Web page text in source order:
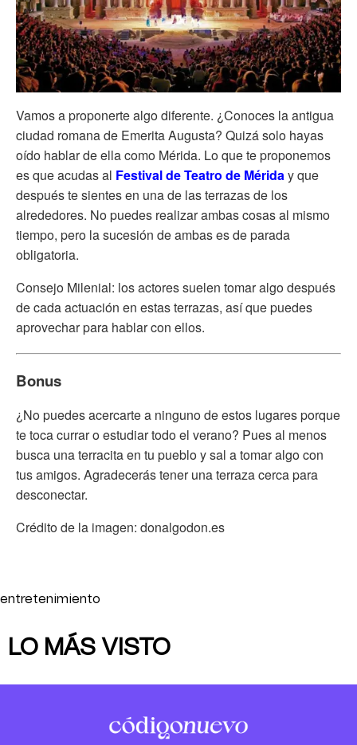
Vamos a proponerte algo diferente. ¿Conoces la antigua
ciudad romana de Emerita Augusta? Quizá solo hayas
oído hablar de ella como Mérida. Lo que te proponemos
es que acudas al Festival de Teatro de Mérida y que
después te sientes en una de las terrazas de los
alrededores. No puedes realizar ambas cosas al mismo
tiempo, pero la sucesión de ambas es de parada
obligatoria.
Consejo Milenial: los actores suelen tomar algo después
de cada actuación en estas terrazas, así que puedes
aprovechar para hablar con ellos.
Bonus
¿No puedes acercarte a ninguno de estos lugares porque
te toca currar o estudiar todo el verano? Pues al menos
busca una terracita en tu pueblo y sal a tomar algo con
tus amigos. Agradecerás tener una terraza cerca para
desconectar.
Crédito de la imagen: donalgodon.es
entretenimiento
LO MÁS VISTO